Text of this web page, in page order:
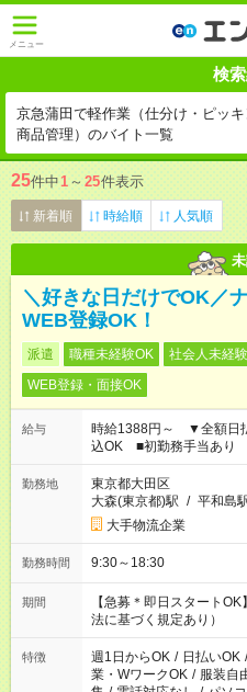
メニュー
検
京急蒲田で軽作業（仕分け・ピッキ
商品管理）のバイト一覧
25件中1 ～ 25件表示
新着順 時給順 人気順
＼好きな日だけでOK／
WEB登録OK！
派遣 職種未経験OK 社会人未経
WEB登録・面接OK
給与
時給1388円～ ▼全額日
込OK ■初勤務手当あり
勤務地
東京都大田区
大森(東京都)駅 / 平和島
大手物流企業
勤務時間 9:30～18:30
期間
【急募＊即日スタート
法に基づく規定あり）
特徴 週1日からOK / 日払いOK /
業・WワークOK / 服装自